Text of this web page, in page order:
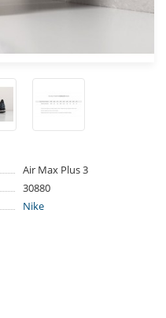
Air Max Plus 3
30880
Nike